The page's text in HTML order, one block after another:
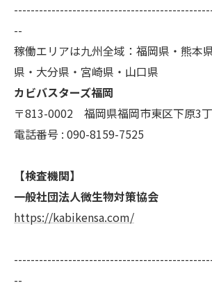
--
稼働エリアは九州全域：福岡県・熊本
県・大分県・宮崎県・山口県
カビバスターズ福岡
〒813-0002 福岡県福岡市東区下原3
電話番号 : 090-8159-7525
【検査機関】
一般社団法人微生物対策協会
https://kabikensa.com/
--